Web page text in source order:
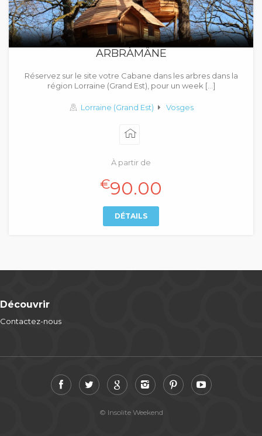
ARBRÀMÂNE
Réservez sur le site votre Cabane dans les arbres dans la
région Lorraine (Grand Est), pour un week […]
Lorraine (Grand Est) Vosges
À partir de
€90.00
DÉTAILS
Découvrir
Contactez-nous
© Insolite Weekend